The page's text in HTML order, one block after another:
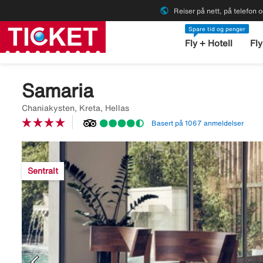
public Reiser på nett, på telefon
Spare tid og penger
Fly + Hotell Fly
Samaria
Chaniakysten, Kreta, Hellas
Basert på 1067 anmeldelser
Sentralt
Image
description
missing